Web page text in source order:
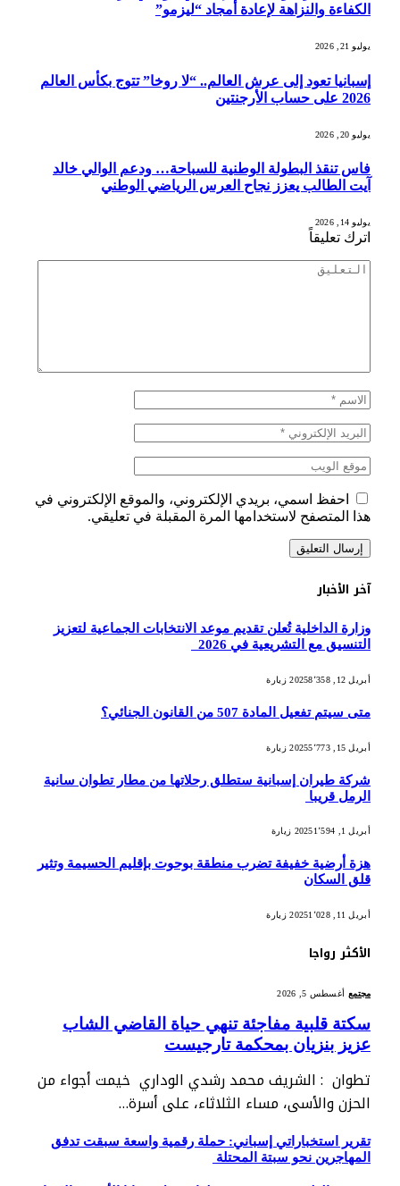
الكفاءة والنزاهة لإعادة أمجاد “ليزمو”
يوليو 21, 2026
إسبانيا تعود إلى عرش العالم.. “لا روخا” تتوج بكأس العالم
2026 على حساب الأرجنتين
يوليو 20, 2026
فاس تنقذ البطولة الوطنية للسباحة… ودعم الوالي خالد
آيت الطالب يعزز نجاح العرس الرياضي الوطني
يوليو 14, 2026
اترك تعليقاً
احفظ اسمي، بريدي الإلكتروني، والموقع الإلكتروني في
هذا المتصفح لاستخدامها المرة المقبلة في تعليقي.
آخر الأخبار
وزارة الداخلية تُعلن تقديم موعد الانتخابات الجماعية لتعزيز
التنسيق مع التشريعية في 2026
أبريل 12, 2025 8٬358 زيارة
متى سيتم تفعيل المادة 507 من القانون الجنائي؟
أبريل 15, 2025 5٬773 زيارة
شركة طيران إسبانية ستطلق رحلاتها من مطار تطوان سانية
الرمل قريبا
أبريل 1, 2025 1٬594 زيارة
هزة أرضية خفيفة تضرب منطقة بوحوت بإقليم الحسيمة وتثير
قلق السكان
أبريل 11, 2025 1٬028 زيارة
الأكثر رواجا
مجتمع أغسطس 5, 2026
سكتة قلبية مفاجئة تنهي حياة القاضي الشاب
عزيز بنزيان بمحكمة تارجيست
تطوان : الشريف محمد رشدي الوداري خيمت أجواء من
الحزن والأسى، مساء الثلاثاء، على أسرة…
تقرير استخباراتي إسباني: حملة رقمية واسعة سبقت تدفق
المهاجرين نحو سبتة المحتلة